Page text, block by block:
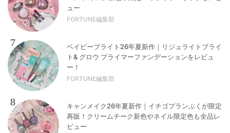
ュー
FORTUNE編集部
7
ベイビーブライト26年夏新作｜リジュライトブライ
ト& グロウ プライマーファンデーションをレビュ
ー！
FORTUNE編集部
8
キャンメイク26年夏新作｜イチゴプランぷくが限定
再販！クリームチーク新色やネイル限定色も全品レ
ビュー